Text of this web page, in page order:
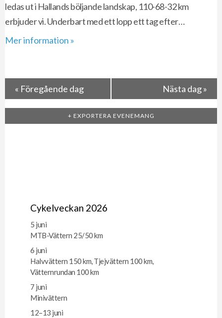
ledas ut i Hallands böljande landskap, 110-68-32 km
erbjuder vi. Underbart med ett lopp ett tag efter…
Mer information »
« Föregående dag Nästa dag»
+ EXPORTERA EVENEMANG
Cykelveckan 2026
5 juni
MTB-Vättern 25/50 km
6 juni
Halvvättern 150 km, Tjejvättern 100 km,
Vätternrundan 100 km
7 juni
Minivättern
12–13 juni